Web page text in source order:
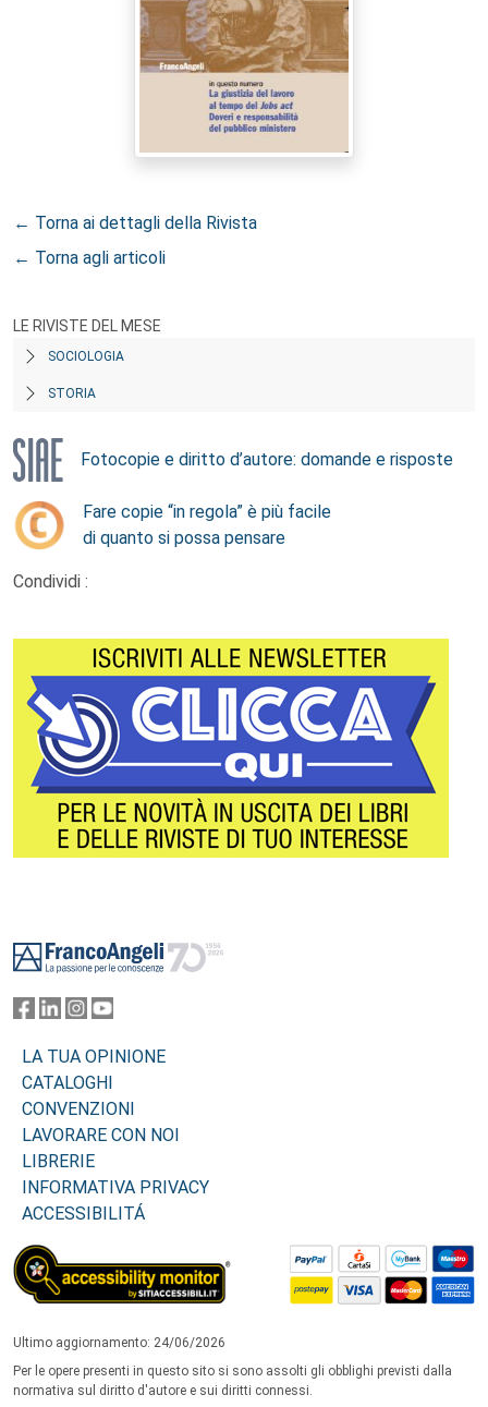
← Torna ai dettagli della Rivista
← Torna agli articoli
LE RIVISTE DEL MESE
SOCIOLOGIA
STORIA
Fotocopie e diritto d’autore: domande e risposte
Fare copie “in regola” è più facile
di quanto si possa pensare
Condividi :
LA TUA OPINIONE
CATALOGHI
CONVENZIONI
LAVORARE CON NOI
LIBRERIE
INFORMATIVA PRIVACY
ACCESSIBILITÁ
Ultimo aggiornamento: 24/06/2026
Per le opere presenti in questo sito si sono assolti gli obblighi previsti dalla
normativa sul diritto d'autore e sui diritti connessi.